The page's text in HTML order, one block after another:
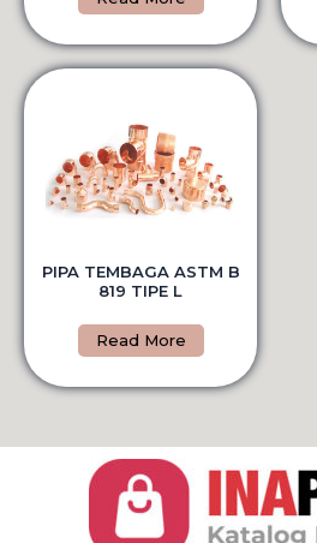
PIPA TEMBAGA ASTM B
819 TIPE L
Read More